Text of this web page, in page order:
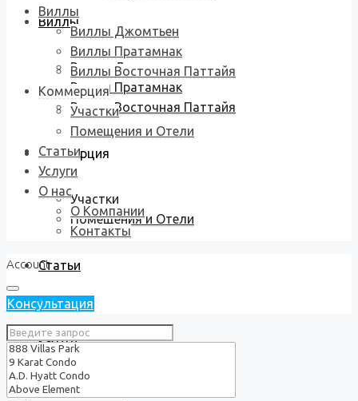
Виллы
Виллы Джомтьен
Виллы Пратамнак
Виллы Восточная Паттайя
Коммерция
Участки
Помещения и Отели
Статьи
Услуги
Виллы
Виллы Джомтьен
Виллы Пратамнак
Виллы Восточная Паттайя
Коммерция
Участки
Помещения и Отели
Статьи
Услуги
О нас
О Компании
Контакты
Account
Консультация